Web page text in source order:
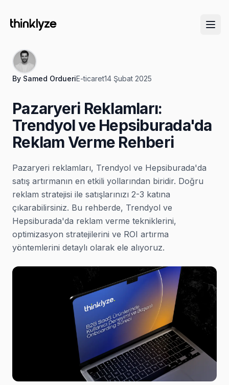
By Samed OrdueriE-ticaret14 Şubat 2025
Pazaryeri Reklamları:
Trendyol ve Hepsiburada'da
Reklam Verme Rehberi
Pazaryeri reklamları, Trendyol ve Hepsiburada'da
satış artırmanın en etkili yollarından biridir. Doğru
reklam stratejisi ile satışlarınızı 2-3 katına
çıkarabilirsiniz. Bu rehberde, Trendyol ve
Hepsiburada'da reklam verme tekniklerini,
optimizasyon stratejilerini ve ROI artırma
yöntemlerini detaylı olarak ele alıyoruz.